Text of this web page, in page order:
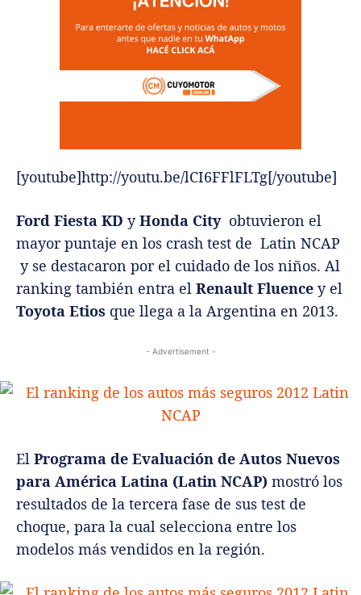
[youtube]http://youtu.be/lCI6FFlFLTg[/youtube]
Ford Fiesta KD yHonda Cityobtuvieron el
mayor puntaje en los crash test de Latin NCAP
y se destacaron por el cuidado de los niños. Al
ranking también entra el Renault Fluence y el
Toyota Etios que llega a la Argentina en 2013.
- Advertisement -
El Programa de Evaluación de Autos Nuevos
para América Latina (Latin NCAP) mostró los
resultados de la tercera fase de sus test de
choque, para la cual selecciona entre los
modelos más vendidos en la región.